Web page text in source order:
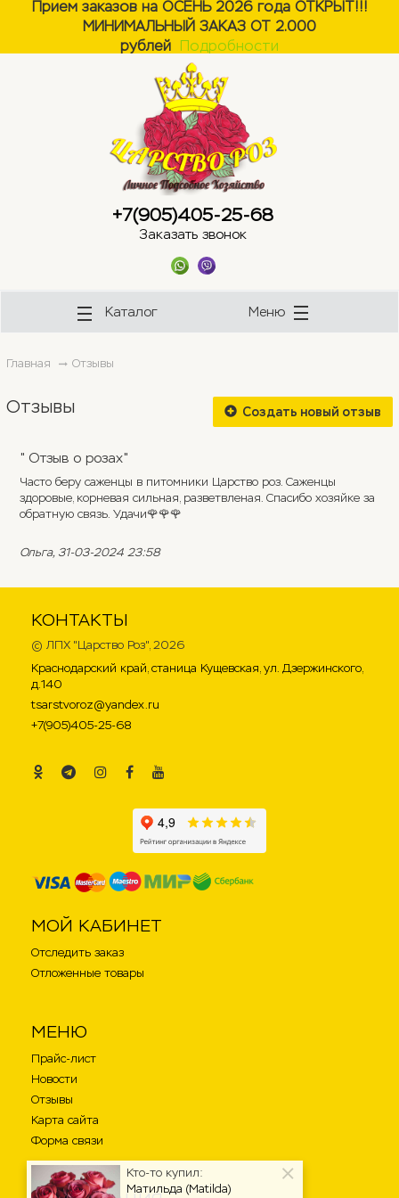
Прием заказов на ОСЕНЬ 2026 года ОТКРЫТ!!!
МИНИМАЛЬНЫЙ ЗАКАЗ ОТ 2.000
рублей Подробности
+7(905)405-25-68
Заказать звонок
Каталог Меню
Главная Отзывы
Отзывы Создать новый отзыв
" Отзыв о розах"
Часто беру саженцы в питомники Царство роз. Саженцы
здоровые, корневая сильная, разветвленая. Спасибо хозяйке за
обратную связь. Удачи🌹🌹🌹
Ольга, 31-03-2024 23:58
КОНТАКТЫ
© ЛПХ "Царство Роз", 2026
Краснодарский край, станица Кущевская, ул. Дзержинского,
д.140
tsarstvoroz@yandex.ru
+7(905)405-25-68
МОЙ КАБИНЕТ
Отследить заказ
Отложенные товары
МЕНЮ
Прайс-лист
Новости
Отзывы
Карта сайта
Форма связи
Кто-то купил:
Матильда (Matilda)